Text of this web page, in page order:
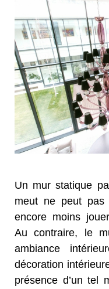
Un mur statique
meut ne peut pas
encore moins
Au contraire, le
ambiance
décoration
présence d’un tel